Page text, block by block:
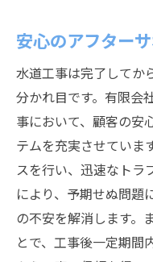
安心のアフター
水道工事は完了してか
分かれ目です。有限会
事において、顧客の安
テムを充実させていま
スを行い、迅速なトラ
により、予期せぬ問題
の不安を解消します。
とで、工事後一定期間